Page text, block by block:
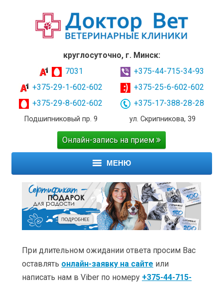
круглосуточно, г. Минск:
7031
+375-29-1-602-602
+375-29-8-602-602
Подшипниковый пр. 9
+375-44-715-34-93
+375-25-6-602-602
+375-17-388-28-28
ул. Скрипникова, 39
Онлайн-запись на прием
МЕНЮ
ГЛАВНАЯ
УСЛУГИ
ЦЕНЫ
При длительном ожидании ответа просим Вас
оставлять онлайн-заявку на сайте или
написать нам в Viber по номеру +375-44-715-